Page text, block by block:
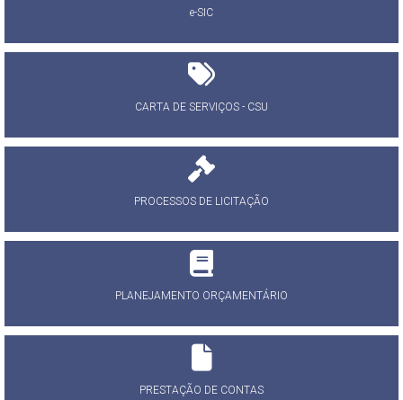
e-SIC
CARTA DE SERVIÇOS - CSU
PROCESSOS DE LICITAÇÃO
PLANEJAMENTO ORÇAMENTÁRIO
PRESTAÇÃO DE CONTAS